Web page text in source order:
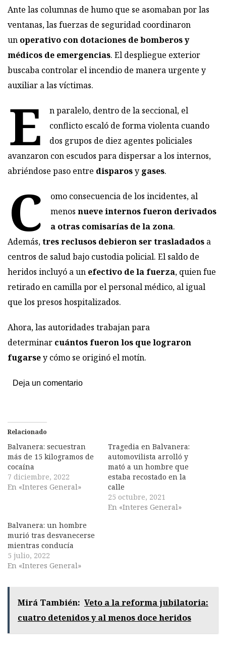
Ante las columnas de humo que se asomaban por las
ventanas, las fuerzas de seguridad coordinaron
un operativo con dotaciones de bomberos y
médicos de emergencias. El despliegue exterior
buscaba controlar el incendio de manera urgente y
auxiliar a las víctimas.
E
n paralelo, dentro de la seccional, el
conflicto escaló de forma violenta cuando
dos grupos de diez agentes policiales
avanzaron con escudos para dispersar a los internos,
abriéndose paso entre disparosy gases.
C
omo consecuencia de los incidentes, al
menos nueve internos fueron derivados
a otras comisarías de la zona.
Además,tres reclusos debieron ser trasladados a
centros de salud bajo custodia policial. El saldo de
heridos incluyó a un efectivo de la fuerza, quien fue
retirado en camilla por el personal médico, al igual
que los presos hospitalizados.
Ahora, las autoridades trabajan para
determinar cuántos fueron los que lograron
fugarsey cómo se originó el motín.
Deja un comentario
Relacionado
Balvanera: secuestran
más de 15 kilogramos de
cocaína
7 diciembre, 2022
En «Interes General»
Tragedia en Balvanera:
automovilista arrolló y
mató a un hombre que
estaba recostado en la
calle
25 octubre, 2021
En «Interes General»
Balvanera: un hombre
murió tras desvanecerse
mientras conducía
5 julio, 2022
En «Interes General»
Mirá También: Veto a la reforma jubilatoria:
cuatro detenidos y al menos doce heridos